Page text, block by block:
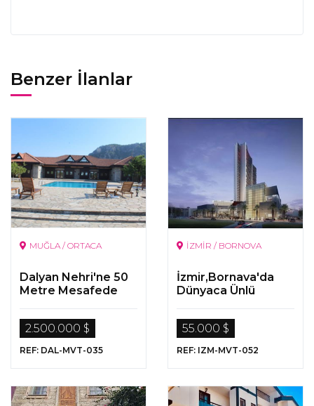
Benzer İlanlar
MUĞLA / ORTACA
Dalyan Nehri'ne 50
Metre Mesafede
2.500.000 $
REF: DAL-MVT-035
İZMİR / BORNOVA
İzmir,Bornava'da
Dünyaca Ünlü
Odası Fırsatı
55.000 $
REF: IZM-MVT-052